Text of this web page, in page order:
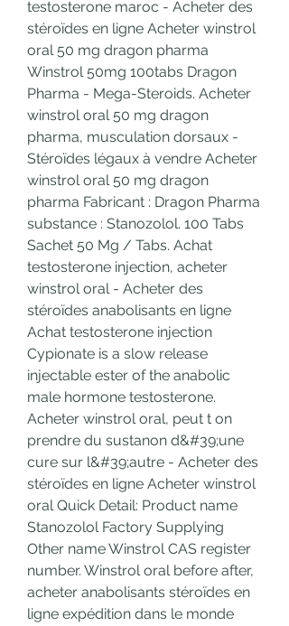
testosterone maroc - Acheter des
stéroïdes en ligne Acheter winstrol
oral 50 mg dragon pharma
Winstrol 50mg 100tabs Dragon
Pharma - Mega-Steroids. Acheter
winstrol oral 50 mg dragon
pharma, musculation dorsaux -
Stéroïdes légaux à vendre Acheter
winstrol oral 50 mg dragon
pharma Fabricant : Dragon Pharma
substance : Stanozolol. 100 Tabs
Sachet 50 Mg / Tabs. Achat
testosterone injection, acheter
winstrol oral - Acheter des
stéroïdes anabolisants en ligne
Achat testosterone injection
Cypionate is a slow release
injectable ester of the anabolic
male hormone testosterone.
Acheter winstrol oral, peut t on
prendre du sustanon d&#39;une
cure sur l&#39;autre - Acheter des
stéroïdes en ligne Acheter winstrol
oral Quick Detail: Product name
Stanozolol Factory Supplying
Other name Winstrol CAS register
number. Winstrol oral before after,
acheter anabolisants stéroïdes en
ligne expédition dans le monde